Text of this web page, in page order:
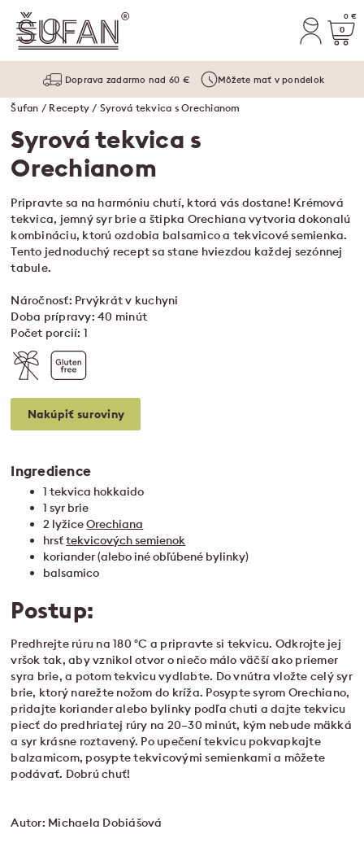
0 €
0
Doprava zadarmo nad 60 € Môžete mať v pondelok
Šufan / Recepty / Syrová tekvica s Orechianom
Syrová tekvica s
Orechianom
Pripravte sa na harmóniu chutí, ktorá vás dostane! Krémová
tekvica, jemný syr brie a štipka Orechiana vytvoria dokonalú
kombináciu, ktorú ozdobia balsamico a tekvicové semienka.
Tento jednoduchý recept sa stane hviezdou každej sezónnej
tabule.
Náročnosť: Prvýkrát v kuchyni
Doba prípravy: 40 minút
Počet porcií: 1
Nakúpiť suroviny
Ingredience
1 tekvica hokkaido
1 syr brie
2 lyžiceOrechiana
hrsťtekvicových semienok
koriander (alebo iné obľúbené bylinky)
balsamico
Postup:
Predhrejte rúru na 180 °C a pripravte si tekvicu. Odkrojte jej
vršok tak, aby vznikol otvor o niečo málo väčší ako priemer
syra brie, a potom tekvicu vydlabte. Do vnútra vložte celý syr
brie, ktorý narežte nožom do kríža. Posypte syrom Orechiano,
pridajte koriander alebo bylinky podľa chuti a dajte tekvicu
piecť do predhriatej rúry na 20–30 minút, kým nebude mäkká
a syr krásne roztavený. Po upečení tekvicu pokvapkajte
balzamicom, posypte tekvicovými semienkami a môžete
podávať. Dobrú chuť!
Autor: Michaela Dobiášová